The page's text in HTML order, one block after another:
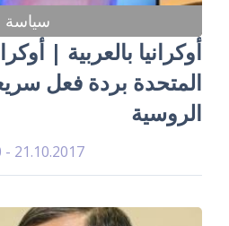
سياسة
أوكرانيا بالعربية |
المتحدة بردة فعل
الروسية
21.10.2017 - 11:10